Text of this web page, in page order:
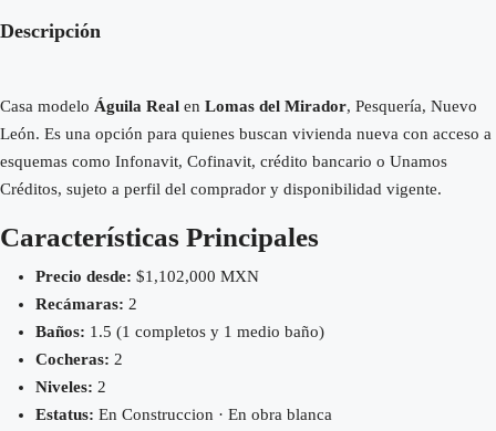
Descripción
Casa modelo Águila Real en Lomas del Mirador, Pesquería, Nuevo
León. Es una opción para quienes buscan vivienda nueva con acceso a
esquemas como Infonavit, Cofinavit, crédito bancario o Unamos
Créditos, sujeto a perfil del comprador y disponibilidad vigente.
Características Principales
Precio desde: $1,102,000 MXN
Recámaras: 2
Baños: 1.5 (1 completos y 1 medio baño)
Cocheras: 2
Niveles: 2
Estatus: En Construccion · En obra blanca